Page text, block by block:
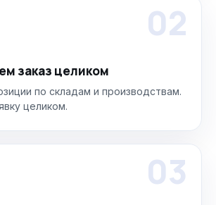
02
заказ целиком
по складам и производствам.
целиком.
03